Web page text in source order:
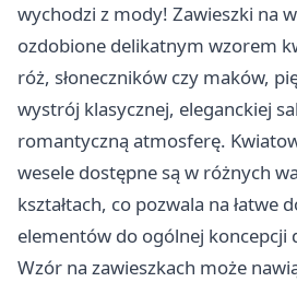
wychodzi z mody! Zawieszki na
ozdobione delikatnym wzorem
róż, słoneczników czy maków,
wystrój klasycznej, eleganckiej
romantyczną atmosferę.
wesele dostępne są w różnych
kształtach, co pozwala na łatwe
elementów do ogólnej koncepcji
Wzór na zawieszkach może